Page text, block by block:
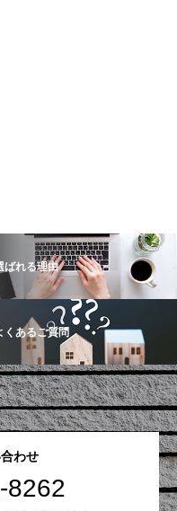
ばれる理由
くあるご質問
わせ
8262